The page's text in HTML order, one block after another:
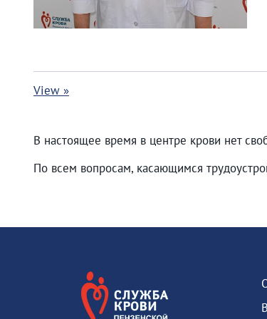
View »
В настоящее время в центре крови нет
По всем вопросам, касающимся